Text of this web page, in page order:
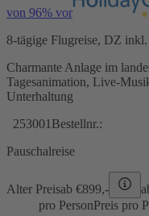
von 96% vor
8-tägige Flugreise, DZ
Charmante Anlage im
Tagesanimation, Live-
Unterhaltung
253001 Bestellnr.:
Pauschalreise
Alter Preisab €899,-
pro PersonPreis pro